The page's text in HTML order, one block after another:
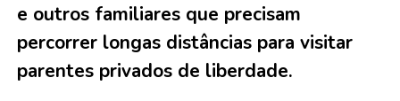
e outros familiares que precisam
percorrer longas distâncias para visitar
parentes privados de liberdade.